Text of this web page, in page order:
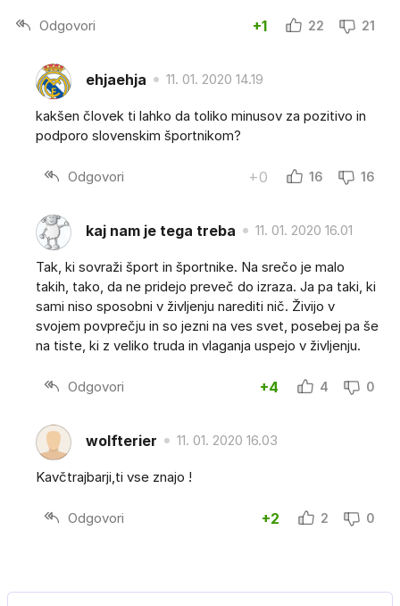
Odgovori +1 22 21
ehjaehja 11. 01. 2020 14.19
kakšen človek ti lahko da toliko minusov za pozitivo in
podporo slovenskim športnikom?
Odgovori +0 16 16
kaj nam je tega treba 11. 01. 2020 16.01
Tak, ki sovraži šport in športnike. Na srečo je malo
takih, tako, da ne pridejo preveč do izraza. Ja pa taki, ki
sami niso sposobni v življenju narediti nič. Živijo v
svojem povprečju in so jezni na ves svet, posebej pa še
na tiste, ki z veliko truda in vlaganja uspejo v življenju.
Odgovori +4 4 0
wolfterier 11. 01. 2020 16.03
Kavčtrajbarji,ti vse znajo !
Odgovori +2 2 0